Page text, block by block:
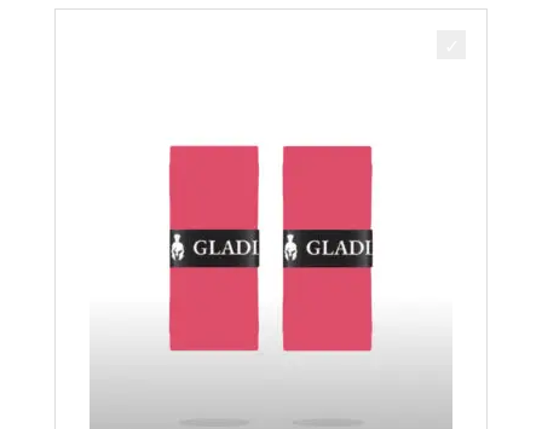
€ 5,50.€ 4,95.